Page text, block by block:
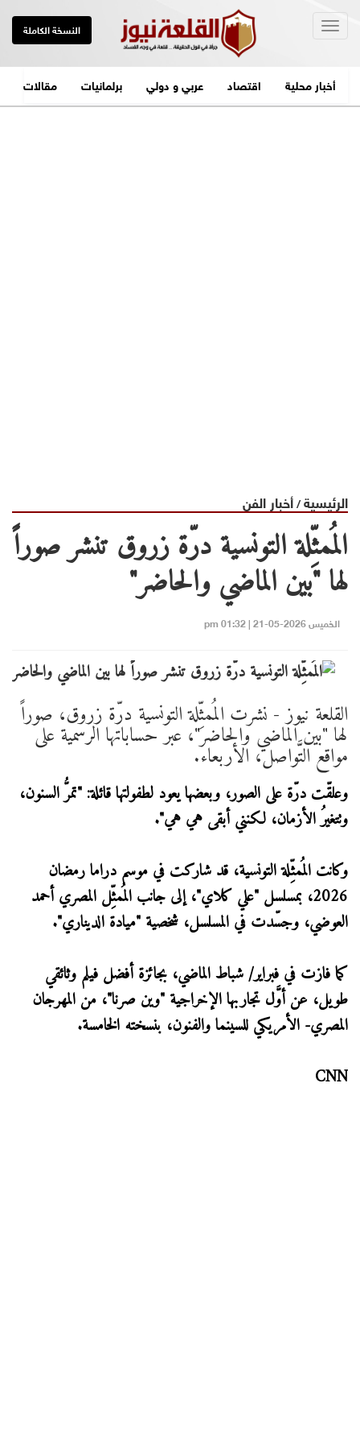
النسخة الكاملة
أخبار محلية اقتصاد عربي و دولي برلمانيات مقالات
الرئيسية/أخبار الفن
المُمثِّلة التونسية درّة زروق تنشر صوراً
لها "بين الماضي والحاضر"
الخميس 2026-05-21 | 01:32 pm
القلعة نيوز - نشرت المُمثِّلة التونسية درّة زروق، صوراً
لها "بين الماضي والحاضر"، عبر حساباتها الرسمية على
مواقع التَّواصل، الأربعاء.
وعلقّت درّة على الصور، وبعضها يعود لطفولتها قائلة: "تمرُّ السنون،
وتتغيرُ الأزمان، لكنني أبقى هي هي".
وكانت المُمثِّلة التونسية، قد شاركت في موسم دراما رمضان
2026، بمسلسل "علي كلاي"، إلى جانب المُمثِّل المصري أحمد
العوضي، وجسّدت في المسلسل، شخصية "ميادة الديناري".
كما فازت في فبراير/ شباط الماضي، بجائزة أفضل فيلم وثائقي
طويل، عن أوَّل تجاربها الإخراجية "وين صرنا"، من المهرجان
المصري- الأمريكي للسينما والفنون، بنسخته الخامسة.
CNN